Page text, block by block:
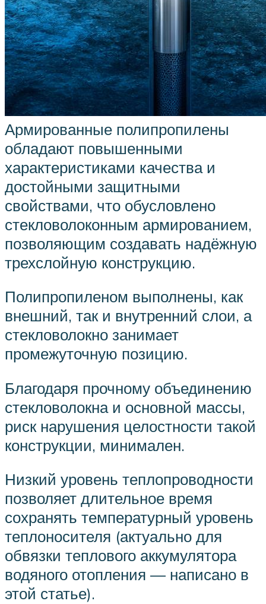
Армированные полипропилены
обладают повышенными
характеристиками качества и
достойными защитными
свойствами, что обусловлено
стекловолоконным армированием,
позволяющим создавать надёжную
трехслойную конструкцию.
Полипропиленом выполнены, как
внешний, так и внутренний слои, а
стекловолокно занимает
промежуточную позицию.
Благодаря прочному объединению
стекловолокна и основной массы,
риск нарушения целостности такой
конструкции, минимален.
Низкий уровень теплопроводности
позволяет длительное время
сохранять температурный уровень
теплоносителя (актуально для
обвязки теплового аккумулятора
водяного отопления — написано в
этой статье).